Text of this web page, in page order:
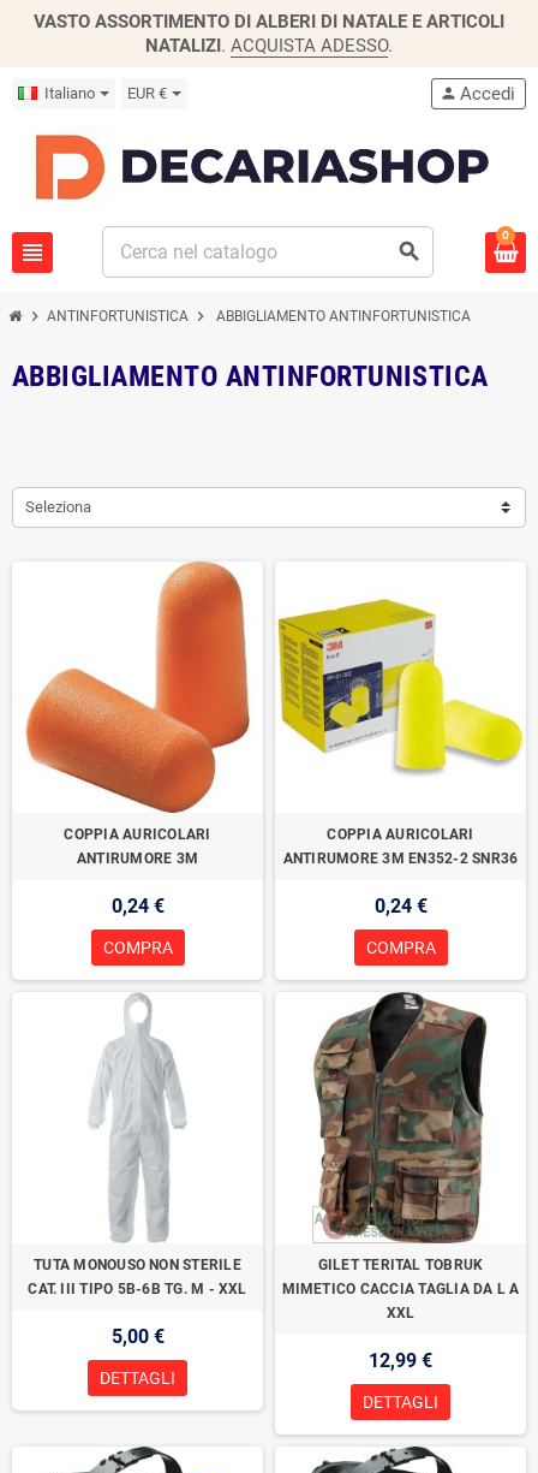
VASTO ASSORTIMENTO DI ALBERI DI NATALE E ARTICOLI
NATALIZI. ACQUISTA ADESSO.
Italiano EUR €
view_headline search
person Accedi
0
chevron_right ANTINFORTUNISTICA chevron_right ABBIGLIAMENTO ANTINFORTUNISTICA
ABBIGLIAMENTO ANTINFORTUNISTICA
Seleziona
COPPIA AURICOLARI
ANTIRUMORE 3M
0,24 €
COMPRA
COPPIA AURICOLARI
ANTIRUMORE 3M EN352-2 SNR36
0,24 €
COMPRA
TUTA MONOUSO NON STERILE
CAT. III TIPO 5B-6B TG. M - XXL
5,00 €
DETTAGLI
GILET TERITAL TOBRUK
MIMETICO CACCIA TAGLIA DA L A
XXL
12,99 €
DETTAGLI